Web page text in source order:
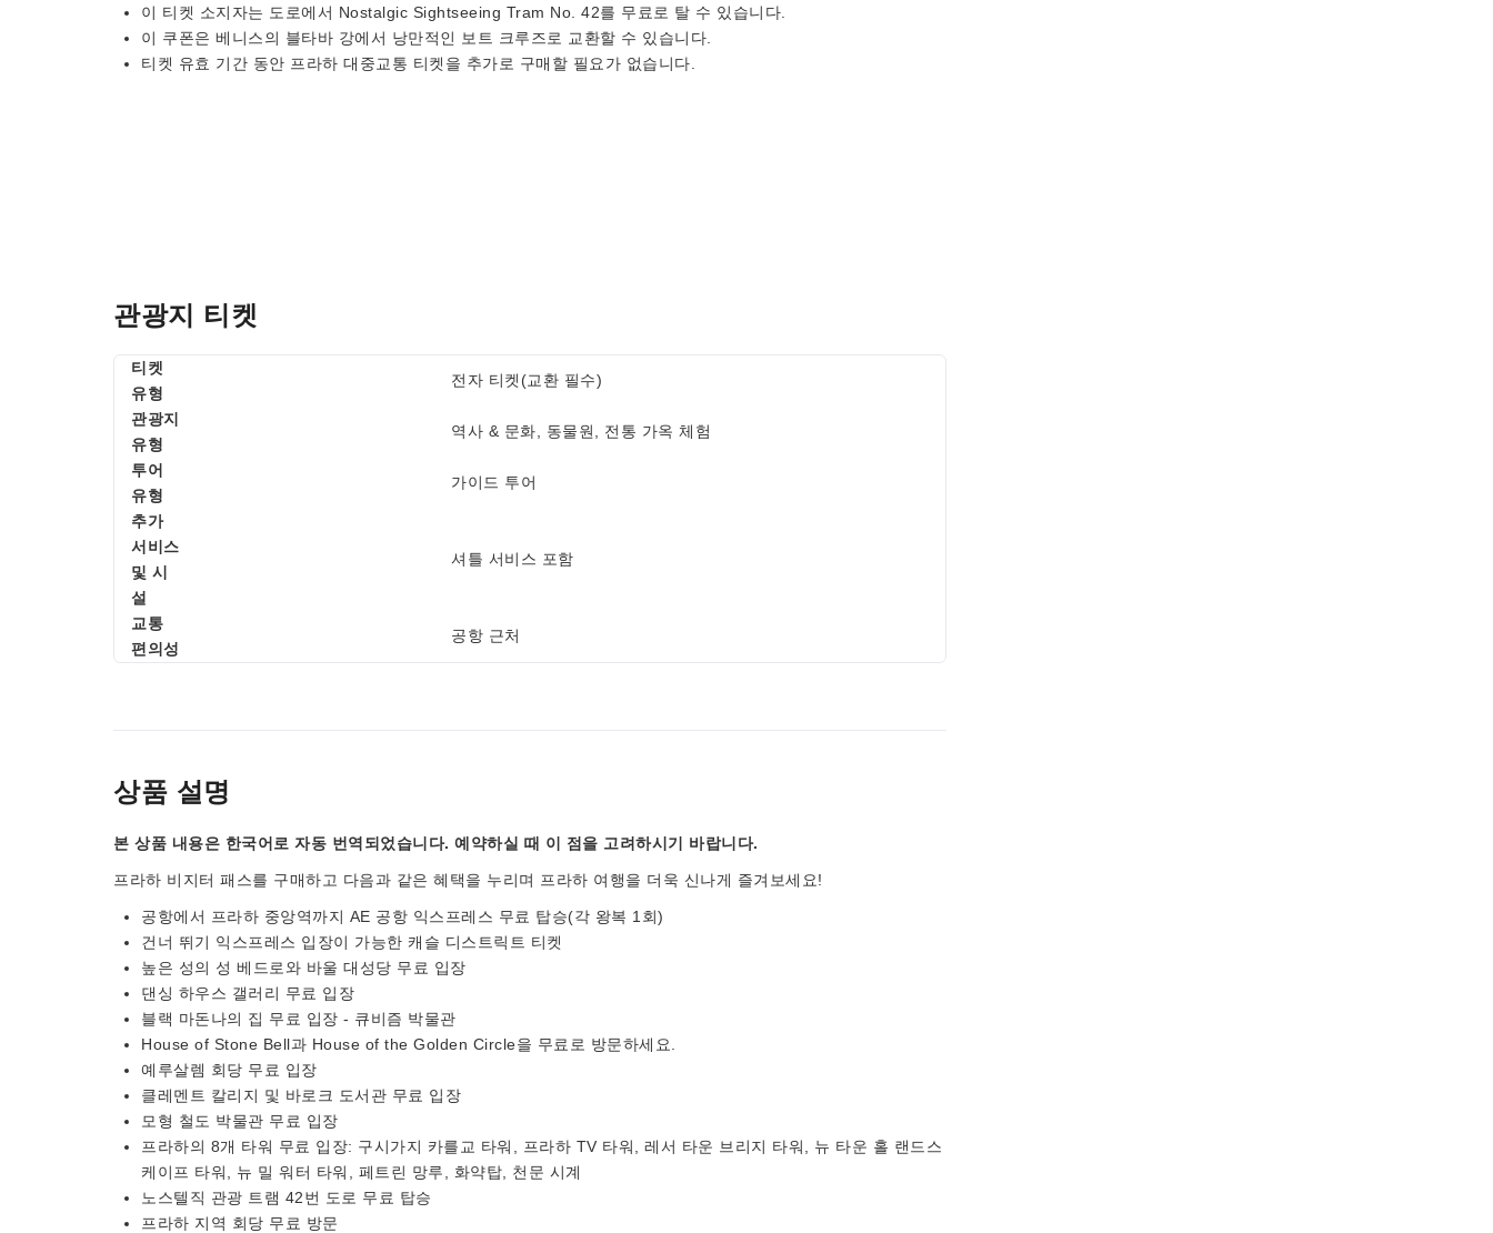
이 티켓 소지자는 도로에서 Nostalgic Sightseeing Tram No. 42를 무료로 탈 수 있습니다.
이 쿠폰은 베니스의 블타바 강에서 낭만적인 보트 크루즈로 교환할 수 있습니다.
티켓 유효 기간 동안 프라하 대중교통 티켓을 추가로 구매할 필요가 없습니다.
관광지 티켓
티켓
유형
전자 티켓(교환 필수)
관광지
유형
역사 & 문화, 동물원, 전통 가옥 체험
투어
유형
가이드 투어
추가
서비스
및 시
설
셔틀 서비스 포함
교통
편의성
공항 근처
상품 설명
본 상품 내용은 한국어로 자동 번역되었습니다. 예약하실 때 이 점을 고려하시기 바랍니다.
프라하 비지터 패스를 구매하고 다음과 같은 혜택을 누리며 프라하 여행을 더욱 신나게 즐겨보세요!
공항에서 프라하 중앙역까지 AE 공항 익스프레스 무료 탑승(각 왕복 1회)
건너 뛰기 익스프레스 입장이 가능한 캐슬 디스트릭트 티켓
높은 성의 성 베드로와 바울 대성당 무료 입장
댄싱 하우스 갤러리 무료 입장
블랙 마돈나의 집 무료 입장 - 큐비즘 박물관
House of Stone Bell과 House of the Golden Circle을 무료로 방문하세요.
예루살렘 회당 무료 입장
클레멘트 칼리지 및 바로크 도서관 무료 입장
모형 철도 박물관 무료 입장
프라하의 8개 타워 무료 입장: 구시가지 카를교 타워, 프라하 TV 타워, 레서 타운 브리지 타워, 뉴 타운 홀 랜드스
케이프 타워, 뉴 밀 워터 타워, 페트린 망루, 화약탑, 천문 시계
노스텔직 관광 트램 42번 도로 무료 탑승
프라하 지역 회당 무료 방문